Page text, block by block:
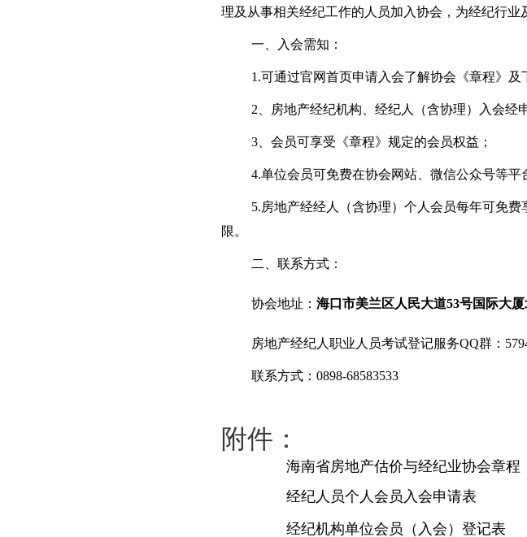
理及从事相关经纪工作的人员加入协会，为经纪行业
一、入会需知：
1.可通过官网首页申请入会了解协会《章程》及
2、房地产经纪机构、经纪人（含协理）入会经
3、会员可享受《章程》规定的会员权益；
4.单位会员可免费在协会网站、微信公众号等
5.房地产经经人（含协理）个人会员每年可免费
限。
二、联系方式：
协会地址：海口市美兰区人民大道53号国际大
房地产经纪人职业人员考试登记服务QQ群：
联系方式：0898-68583533
附件：
海南省房地产估价与经纪业协会章程
经纪人员个人会员入会申请表
经纪机构单位会员（入会）登记表